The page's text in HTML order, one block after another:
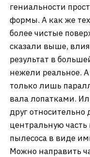
гениальности
формы. А как же
более чистые
сказали выше,
результат в
нежели реальное.
только лишь
вала лопатками.
друг
центральную
пылесоса в виде
Можно направить